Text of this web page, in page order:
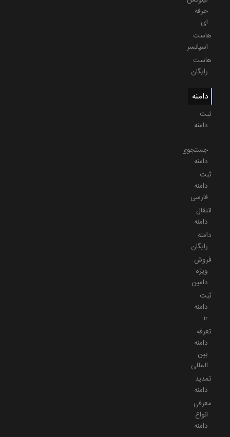
حرفه
ای
هاست
اسپانسر
هاست
رایگان
دامنه
ثبت
دامنه
جستجوی
دامنه
ثبت
دامنه
فارسی
انتقال
دامنه
دامنه
رایگان
فروش
ویژه
دامین
ثبت
دامنه
ir
تعرفه
دامنه
بین
المللی
تمدید
دامنه
معرفی
انواع
دامنه